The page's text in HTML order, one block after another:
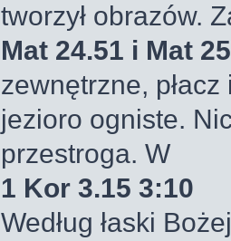
tworzył obrazów.
Mat 24.51 i Mat
zewnętrzne,
jezioro ogniste.
przestroga. W
1 Kor 3.15 3:10
Według łaski